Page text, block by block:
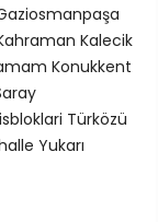
Kalecik
Konukkent
Türközü
Yukarı